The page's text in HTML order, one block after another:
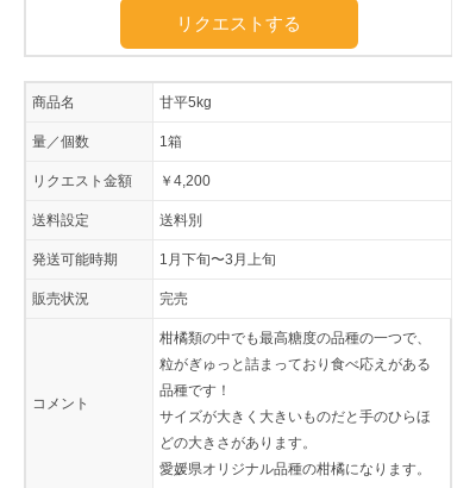
リクエストする
商品名 甘平5kg
量／個数 1箱
リクエスト金額 ￥4,200
送料設定 送料別
発送可能時期 1月下旬〜3月上旬
販売状況 完売
コメント
柑橘類の中でも最高糖度の品種の一つで、
粒がぎゅっと詰まっており食べ応えがある
品種です！
サイズが大きく大きいものだと手のひらほ
どの大きさがあります。
愛媛県オリジナル品種の柑橘になります。